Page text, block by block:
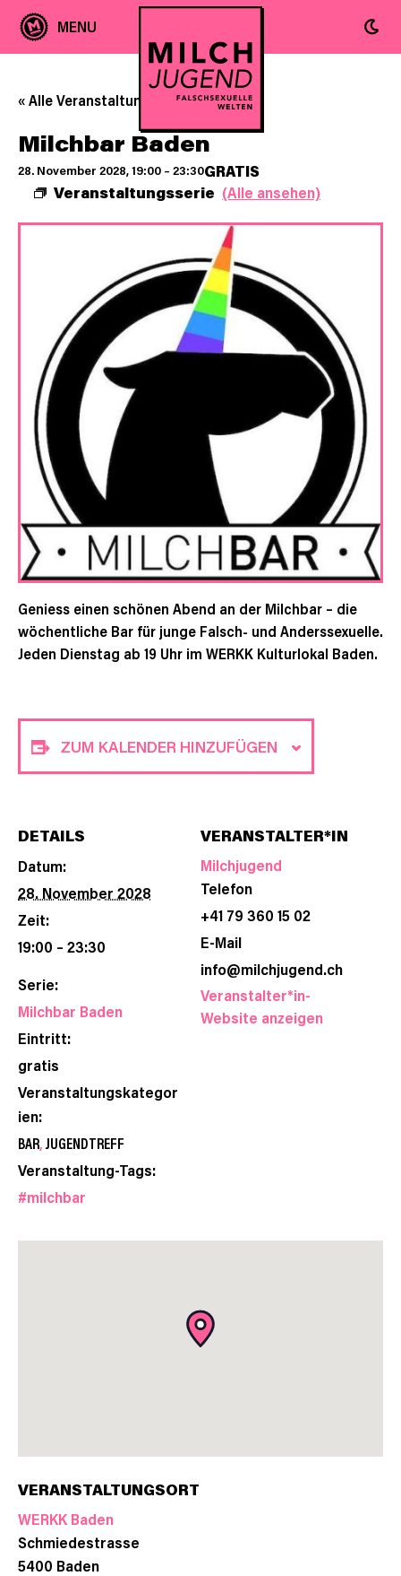
« Alle Veranstaltungen
Milchbar Baden
28. November 2028, 19:00 – 23:30
Veranstaltungsserie (Alle ansehen)
GRATIS
Geniess einen schönen Abend an der Milchbar – die
wöchentliche Bar für junge Falsch- und Anderssexuelle.
Jeden Dienstag ab 19 Uhr im WERKK Kulturlokal Baden.
ZUM KALENDER HINZUFÜGEN
DETAILS
Datum:
28. November 2028
Zeit:
19:00 – 23:30
Serie:
Milchbar Baden
Eintritt:
gratis
Veranstaltungskategor
ien:
BAR,JUGENDTREFF
Veranstaltung-Tags:
#milchbar
VERANSTALTER*IN
Milchjugend
Telefon
+41 79 360 15 02
E-Mail
info@milchjugend.ch
Veranstalter*in-
Website anzeigen
VERANSTALTUNGSORT
WERKK Baden
Schmiedestrasse
5400 Baden